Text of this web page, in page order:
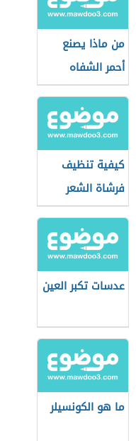
من ماذا يصنع
أحمر الشفاه
كيفية تنظيف
فرشاة الشعر
عدسات تكبر العين
ما هو الكونسيلر